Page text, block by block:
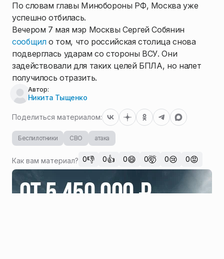
По словам главы Минобороны РФ, Москва уже
успешно отбилась.
Вечером 7 мая мэр Москвы Сергей Собянин
сообщило том, что российская столица снова
подверглась ударам со стороны ВСУ. Они
задействовали для таких целей БПЛА, но налет
получилось отразить.
Автор:
Никита Тыщенко
Поделиться материалом:
Беспилотники СВО атака
Как вам материал? 0👎 0👍 0😄 0🤯 0😢 0😡